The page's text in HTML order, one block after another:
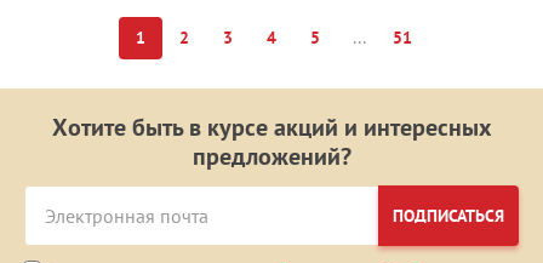
1 2 3 4 5 ... 51
Хотите быть в курсе акций и интересных
предложений?
ПОДПИСАТЬСЯ